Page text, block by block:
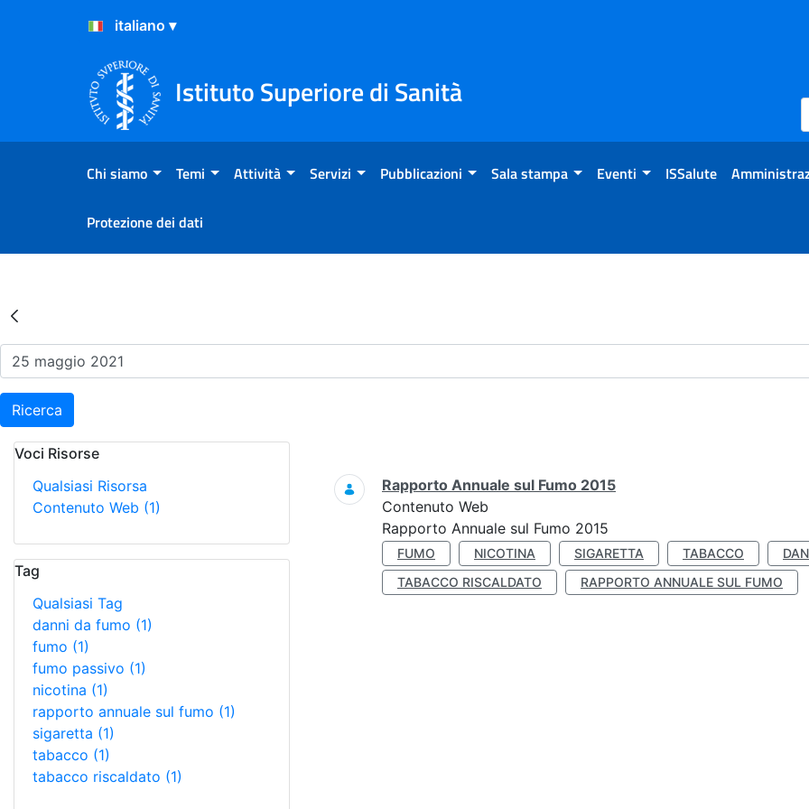
Salta al Contenuto
Salta al Footer
Istituto Superiore di Sanità
Chi siamo Temi Attività Servizi Pubblicazioni Sala stampa Eventi ISSalute
Protezione dei dati
Risultati della Ricerca - Eventi
Ricerca
Voci Risorse
Qualsiasi Risorsa
Contenuto Web (1)
Tag
Qualsiasi Tag
danni da fumo (1)
fumo (1)
fumo passivo (1)
nicotina (1)
rapporto annuale sul fumo (1)
sigaretta (1)
tabacco (1)
tabacco riscaldato (1)
Ricerca
Rapporto Annuale sul Fumo 2015
Contenuto Web
Rapporto Annuale sul Fumo 2015
FUMO NICOTINA SIGARETTA TABACCO
TABACCO RISCALDATO
RAPPORTO ANNUALE SUL FUMO